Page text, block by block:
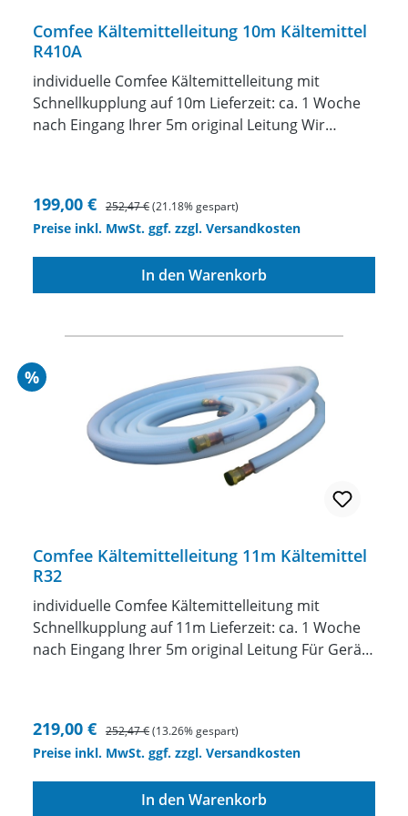
Comfee Kältemittelleitung 10m Kältemittel
R410A
individuelle Comfee Kältemittelleitung mit
Schnellkupplung auf 10m Lieferzeit: ca. 1 Woche
nach Eingang Ihrer 5m original Leitung Wir
ACHTUNG die original Leitung muss uns
eingeschickt werden. Wenn Sie das Gerät bei uns
kaufen natürlich nicht. Unser Angebot bezieht
sich auf das Verlängern oder Verkürzen der
original 5m Leitung. Diese Leitung muss uns
dann ab und senden die geänderte Leitung
anschließend zu Ihnen zurück. Preis nur für 1/4"
und 3/8" Leitung (Baugrößen 09 und 12)
Für Baugröße 18 bitte Preisaufschlag anfragen.
Verkaufspreis:
199,00 € Regulärer Preis:
252,47 €(21.18% gespart)
Preise inkl. MwSt. ggf. zzgl. Versandkosten
In den Warenkorb
Rabatt
%
Comfee Kältemittelleitung 11m Kältemittel
R32
individuelle Comfee Kältemittelleitung mit
Schnellkupplung auf 11m Lieferzeit: ca. 1 Woche
nach Eingang Ihrer 5m original Leitung Für Geräte
Länge anincl. Kältemittel in die Leitung einbringen
ACHTUNG die original Leitung muss uns
eingeschickt werden. Wenn Sie das Gerät bei uns
kaufen natürlich nicht. Unser Angebot bezieht
Verkaufspreis:
219,00 € Regulärer Preis:
252,47 €(13.26% gespart)
Preise inkl. MwSt. ggf. zzgl. Versandkosten
In den Warenkorb